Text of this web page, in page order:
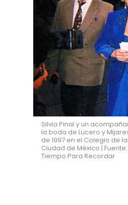
Silvia Pinal y un
la boda de Lucero y
de 1997 en el Colegio de
Ciudad de México |
Tiempo Para Recordar